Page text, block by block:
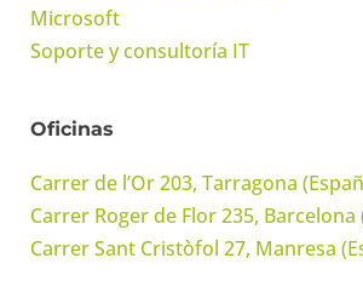
Microsoft
Soporte y consultoría IT
Oficinas
Carrer de l’Or 203, Tarragona
Carrer Roger de Flor 235, Barcelona
Carrer Sant Cristòfol 27, Manresa